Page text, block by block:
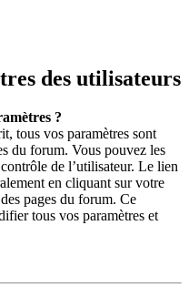
des utilisateurs
?
tous vos paramètres sont
du forum. Vous pouvez les
de l’utilisateur. Le lien
en cliquant sur votre
pages du forum. Ce
tous vos paramètres et